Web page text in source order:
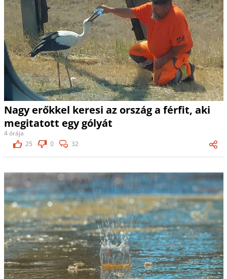
Nagy erőkkel keresi az ország a férfit, aki
megitatott egy gólyát
4 órája
25
0 32